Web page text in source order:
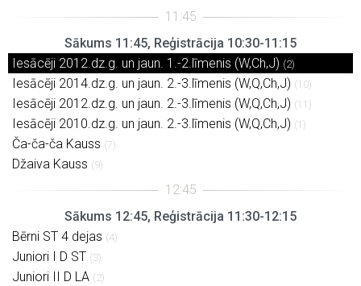
Sākums 11:45, Reģistrācija 10:30-11:15
Iesācēji 2012.dz.g. un jaun. 1.-2.līmenis (W,Ch,J) (2)
Iesācēji 2014.dz.g. un jaun. 2.-3.līmenis (W,Q,Ch,J) (10)
Iesācēji 2012.dz.g. un jaun. 2.-3.līmenis (W,Q,Ch,J) (11)
Iesācēji 2010.dz.g. un jaun. 2.-3.līmenis (W,Q,Ch,J) (1)
Ča-ča-ča Kauss (7)
Džaiva Kauss (9)
Sākums 12:45, Reģistrācija 11:30-12:15
Bērni ST 4 dejas (4)
Juniori I D ST (3)
Juniori II D LA (2)